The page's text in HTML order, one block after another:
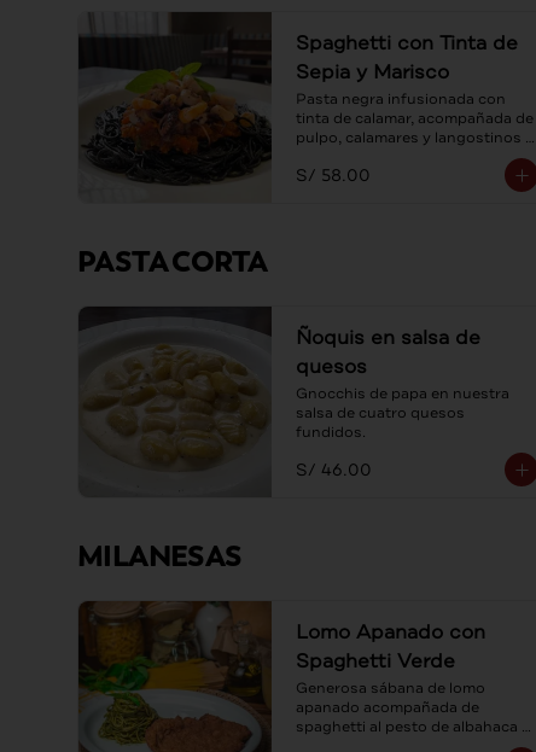
Spaghetti con Tinta de
Sepia y Marisco
Pasta negra infusionada con
tinta de calamar, acompañada de
pulpo, calamares y langostinos
S/ 58.00
PASTA CORTA
Ñoquis en salsa de
quesos
Gnocchis de papa en nuestra
salsa de cuatro quesos
fundidos.
S/ 46.00
MILANESAS
Lomo Apanado con
Spaghetti Verde
Generosa sábana de lomo
apanado acompañada de
spaghetti al pesto de albahaca y